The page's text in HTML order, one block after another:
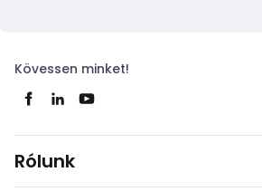
Kövessen minket!
Rólunk